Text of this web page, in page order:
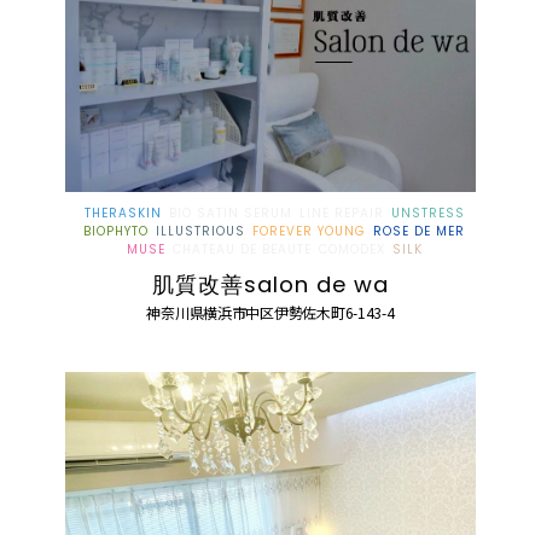
THERASKIN
UNSTRESS
BIOPHYTO ILLUSTRIOUS FOREVER YOUNG ROSE DE MER
MUSE
SILK
肌質改善salon de wa
神奈川県横浜市中区伊勢佐木町6-143-4